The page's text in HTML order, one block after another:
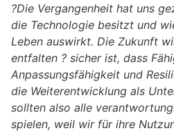
?Die Vergangenheit hat uns
die Technologie besitzt und
Leben auswirkt. Die Zukunft
entfalten ? sicher ist, dass
Anpassungsfähigkeit und
die Weiterentwicklung als
sollten also alle
spielen, weil wir für ihre